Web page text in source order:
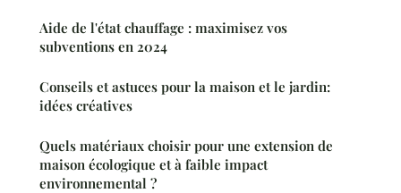
Aide de l'état chauffage : maximisez vos
subventions en 2024
Conseils et astuces pour la maison et le jardin:
idées créatives
Quels matériaux choisir pour une extension de
maison écologique et à faible impact
environnemental ?